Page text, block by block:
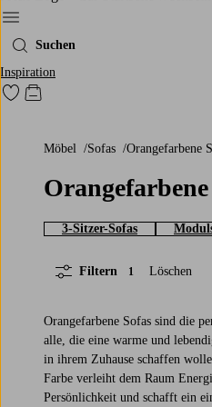
Ellos‘ Menü
Suchen
Inspiration
Zu den als Favoriten markierten
Zum Warenkorb
Möbel Sofas Orangefarbene
Orangefarbene
3-Sitzer-Sofas
Filtern 1 Löschen
Orangefarbene Sofas sind die
alle, die eine warme und
in ihrem Zuhause schaffen
Farbe verleiht dem Raum
Persönlichkeit und schafft ein